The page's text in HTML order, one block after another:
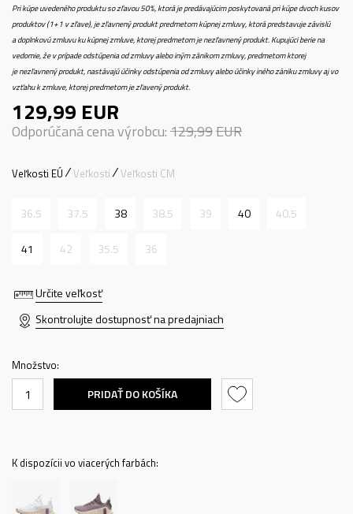
Pri kúpe uvedeného produktu so zľavou 50%, ktorá je predávajúcim poskytovaná pri kúpe dvoch kusov
produktov (1+1 v zľave), je zľavnený produkt predmetom kúpnej zmluvy, ktorá predstavuje závislú
a doplnkovú zmluvu ku kúpnej zmluve, ktorej predmetom je nezľavnený produkt. Kupujúci berie na
vedomie, že v prípade odstúpenia od zmluvy alebo iným zánikom zmluvy, predmetom ktorej
je nezľavnený produkt, nastávajú účinky odstúpenia od zmluvy alebo účinky iného zániku zmluvy aj vo
vzťahu k zmluve, ktorej predmetom je zľavený produkt.
129,99 EUR
Odporúčaná cena výrobcu:129,99EUR
Určite veľkosť
Veľkosti EÚ Veľkosti Veľkosti CM
36.5 37.5 38 38.5 39 40 40.5
41 42 35.5 36
Skontrolujte dostupnosť na predajniach
Množstvo:
PRIDAŤ DO KOŠÍKA
K dispozícii vo viacerých farbách: